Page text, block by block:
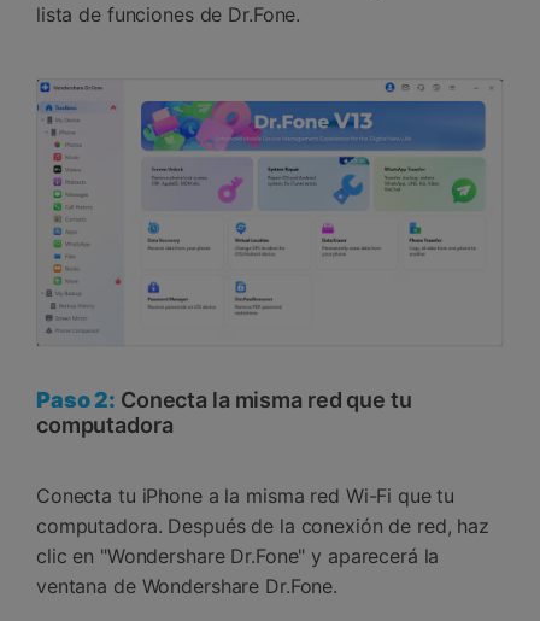
lista de funciones de Dr.Fone.
Paso 2: Conecta la misma red que tu
computadora
Conecta tu iPhone a la misma red Wi-Fi que tu
computadora. Después de la conexión de red, haz
clic en "Wondershare Dr.Fone" y aparecerá la
ventana de Wondershare Dr.Fone.